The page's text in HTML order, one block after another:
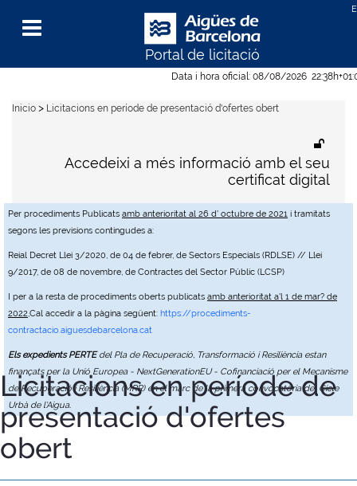
Data i hora oficial: 08/08/2026 22:38h
Per procediments Publicats amb anterioritat al 26 d' octubre de 2021 i tramitats
segons les previsions contingudes a:
Reial Decret Llei 3/2020, de 04 de febrer, de Sectors Especials (RDLSE) // Llei
9/2017, de 08 de novembre, de Contractes del Sector Públic (LCSP)
I per a la resta de procediments oberts publicats amb anterioritat a'l 1 de mar? de
2022,Cal accedir a la pàgina següent: https://procediments-
contractacio.aiguesdebarcelona.cat
Els expedients PERTEdel Pla de Recuperació, Transformació i Resiliència estan
finançats per la Unió Europea - NextGenerationEU - Cofinanciació per el Mecanisme
de Recuperació i Resiliència (MRR) en el marc de la primera convocatòria del Cicle
Urbà de l'Aigua.
Portal de licitació
Menu
Accedeixi a més informació amb el seu
certificat digital
Inicio > Licitacions en període de presentació d'ofertes obert
Licitacions en període de
presentació d'ofertes
obert